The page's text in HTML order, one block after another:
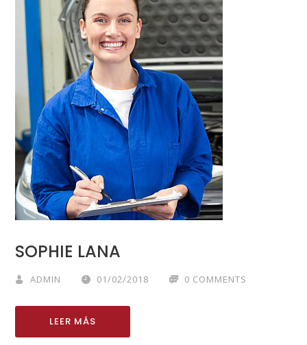
SOPHIE LANA
ADMIN 01/02/2018 0 COMMENTS
LEER MÁS